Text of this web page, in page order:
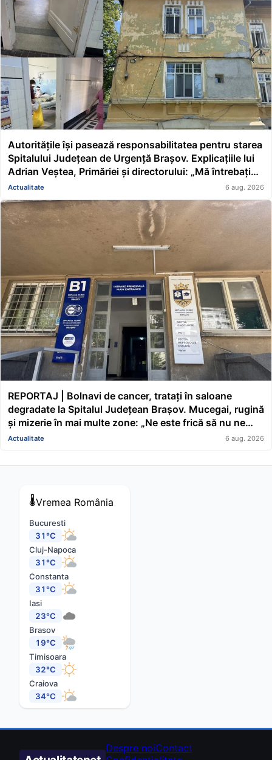
Autoritățile își pasează responsabilitatea pentru starea
Spitalului Județean de Urgență Brașov. Explicațiile lui
Adrian Veștea, Primăriei și directorului: „Mă întrebați
pe mine de ce nu s-au renovat în ultimii 36 de ani?”
Actualitate 6 aug. 2026
REPORTAJ | Bolnavi de cancer, tratați în saloane
degradate la Spitalul Județean Brașov. Mucegai, rugină
și mizerie în mai multe zone: „Ne este frică să nu ne
cadă tavanul în cap” FOTO/VIDEO
Actualitate 6 aug. 2026
🌡️Vremea România
Bucuresti
31°C
Cluj-Napoca
31°C
Constanta
31°C
Iasi
23°C
Brasov
19°C
Timisoara
32°C
Craiova
34°C
Despre noiContact